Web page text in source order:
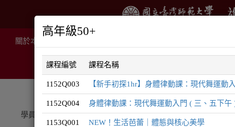
關於本院
學員登入
推廣課程 樂齡 / 50無限
高年級50+
課程編號 課程名稱
1152Q003 【新手初探1hr】身體律動課：現代舞運動
1152Q004 身體律動課：現代舞運動入門 ( 三、五下午
1153Q001 NEW！生活芭蕾｜體態與核心美學